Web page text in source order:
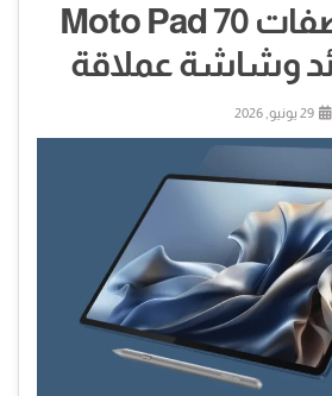
سعر ومواصفات Moto Pad 70